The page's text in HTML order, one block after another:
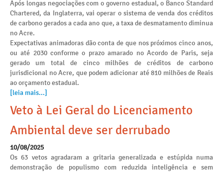
Após longas negociações com o governo estadual, o Banco Standard
Chartered, da Inglaterra, vai operar o sistema de venda dos créditos
de carbono gerados a cada ano que, a taxa de desmatamento diminua
no Acre.
Expectativas animadoras dão conta de que nos próximos cinco anos,
ou até 2030 conforme o prazo amarado no Acordo de Paris, seja
gerado um total de cinco milhões de créditos de carbono
jurisdicional no Acre, que podem adicionar até 810 milhões de Reais
ao orçamento estadual.
[leia mais...]
Veto à Lei Geral do Licenciamento
Ambiental deve ser derrubado
10/08/2025
Os 63 vetos agradaram a gritaria generalizada e estúpida numa
demonstração de populismo com reduzida inteligência e sem